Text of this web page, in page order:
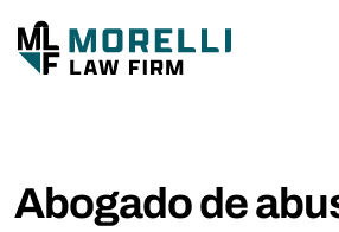
Abogado de